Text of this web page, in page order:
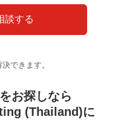
できます。
お探しなら
(Thailand)に